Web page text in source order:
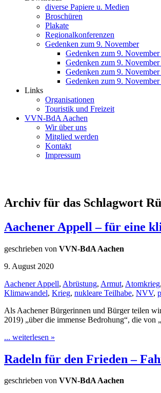
diverse Papiere u. Medien
Broschüren
Plakate
Regionalkonferenzen
Gedenken zum 9. November
Gedenken zum 9.
Gedenken zum 9.
Gedenken zum 9.
Gedenken zum 9.
Links
Organisationen
Touristik und Freizeit
VVN-BdA Aachen
Wir über uns
Mitglied werden
Kontakt
Impressum
Archiv für das Schlagwort
Aachener Appell – für eine
geschrieben von VVN-BdA Aachen
9. August 2020
Aachener Appell, Abrüstung, Armut, Atomkrieg,
Klimawandel, Krieg, nukleare Teilhabe, NVV,
Als Aachener Bürgerinnen und Bürger teilen
2019) „über die immense Bedrohung“, die
... weiterlesen »
Radeln für den Frieden –
geschrieben von VVN-BdA Aachen